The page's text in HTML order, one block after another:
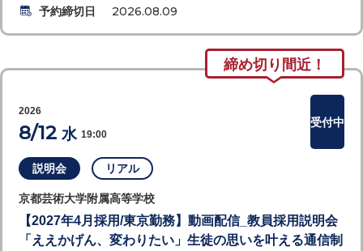
予約締切日
2026.08.09
締め切り間近！
説明会 リアル
京都芸術大学附属高等学校
【2027年4月採用/東京勤務】動画配信_教員採用説明会
「ええかげん、変わりたい」生徒の思いを叶える通信制
2026
8/12 水 19:00
受付中